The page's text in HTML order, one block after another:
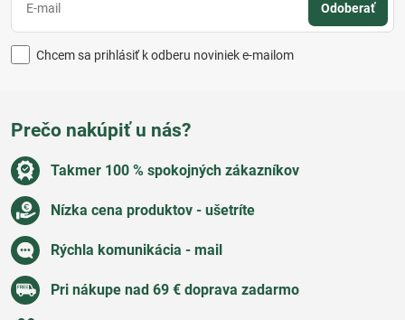
Odoberať
Chcem sa prihlásiť k odberu noviniek e-mailom
Prečo nakúpiť u nás?
Takmer 100 % spokojných zákazníkov
Nízka cena produktov - ušetríte
Rýchla komunikácia - mail
Pri nákupe nad 69 € doprava zadarmo